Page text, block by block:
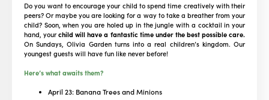
Do you want to encourage your child to spend time creatively with their
peers? Or maybe you are looking for a way to take a breather from your
child? Soon, when you are holed up in the jungle with a cocktail in your
hand, yourchild will have a fantastic time under the best possible care.
On Sundays, Olivia Garden turns into a real children’s kingdom. Our
youngest guests will have fun like never before!
Here’s what awaits them?
April 23: Banana Trees and Minions